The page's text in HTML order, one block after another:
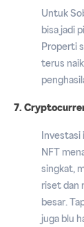
Untuk
bisa jadi
Properti
terus
7.
Investasi
NFT
singkat,
riset dan
besar.
juga blu